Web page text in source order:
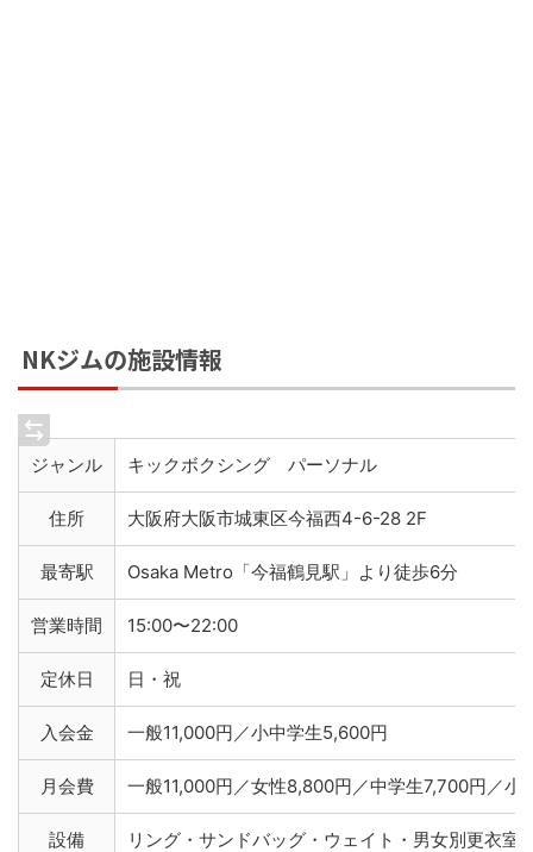
NKジムの施設情報
ジャンル キックボクシング パーソナル
住所 大阪府大阪市城東区今福西4-6-28 2F
最寄駅 Osaka Metro「今福鶴見駅」より徒歩6分
営業時間 15:00〜22:00
定休日 日・祝
入会金 一般11,000円／小中学生5,600円
月会費 一般11,000円／女性8,800円／中学生7,700円／小
設備 リング・サンドバッグ・ウェイト・男女別更衣室